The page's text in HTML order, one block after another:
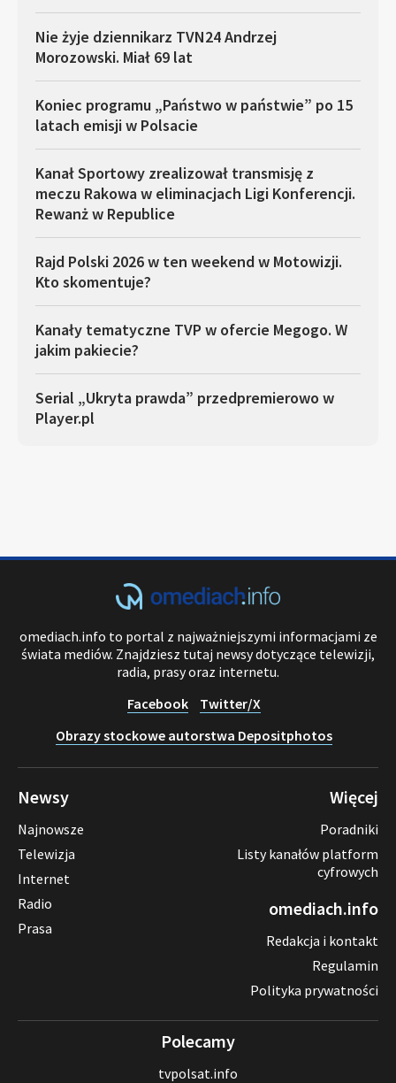
Nie żyje dziennikarz TVN24 Andrzej
Morozowski. Miał 69 lat
Koniec programu „Państwo w państwie” po 15
latach emisji w Polsacie
Kanał Sportowy zrealizował transmisję z
meczu Rakowa w eliminacjach Ligi Konferencji.
Rewanż w Republice
Rajd Polski 2026 w ten weekend w Motowizji.
Kto skomentuje?
Kanały tematyczne TVP w ofercie Megogo. W
jakim pakiecie?
Serial „Ukryta prawda” przedpremierowo w
Player.pl
omediach.info to portal z najważniejszymi informacjami ze
świata mediów. Znajdziesz tutaj newsy dotyczące telewizji,
radia, prasy oraz internetu.
Facebook
Twitter/X
Obrazy stockowe autorstwa Depositphotos
Newsy
Najnowsze
Telewizja
Internet
Radio
Prasa
Więcej
Poradniki
Listy kanałów platform
cyfrowych
omediach.info
Redakcja i kontakt
Regulamin
Polityka prywatności
Polecamy
tvpolsat.info